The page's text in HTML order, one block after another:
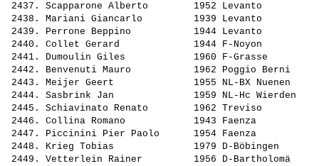
2437. Scapparone Alberto
1952 Levanto
2438. Mariani Giancarlo
1939 Levanto
2439. Perrone Beppino
1944 Levanto
2440. Collet Gerard
1944 F-Noyon
2441. Dumoulin Giles
1960 F-Grasse
2442. Benvenuti Mauro
1962 Poggio Berni
2443. Meijer Geert
1955 NL-BX
2444. Sasbrink Jan
1959 NL-Hc
2445. Schiavinato Renato
1962 Treviso
2446. Collina Romano
1943 Faenza
2447. Piccinini Pier Paolo
1954 Faenza
2448. Krieg Tobias
1979 D-Böbingen
2449. Vetterlein Rainer
1956 D-Bartholomä